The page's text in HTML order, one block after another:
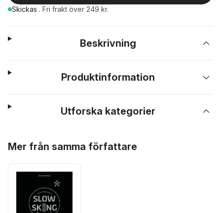
Skickas . Fri frakt över 249 kr.
Beskrivning
Produktinformation
Utforska kategorier
Mer från samma författare